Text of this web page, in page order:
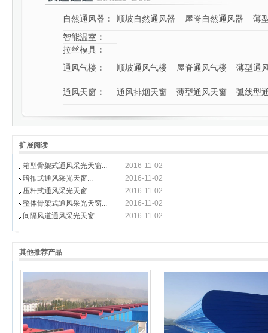
自然通风器 ： 顺坡自然通风器 屋脊自然通风器
薄
智能温室 ：
拉丝模具 ：
通风气楼 ： 顺坡通风气楼 屋脊通风气楼 薄型通
通风天窗 ： 通风排烟天窗 薄型通风天窗 弧线型
扩展阅读
箱型骨架式通风采光天窗...
2016-11-02
暗扣式通风采光天窗...
2016-11-02
压杆式通风采光天窗...
2016-11-02
整体骨架式通风采光天窗...
2016-11-02
间隔风道通风采光天窗...
2016-11-02
其他推荐产品